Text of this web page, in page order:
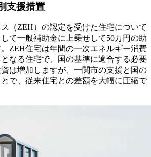
支援措置
（ZEH）の認定を受けた住宅について
て一般補助金に上乗せして50万円の助
ZEH住宅は年間の一次エネルギー消費
なる住宅で、国の基準に適合する必要
は増加しますが、一関市の支援と国の
で、従来住宅との差額を大幅に圧縮で